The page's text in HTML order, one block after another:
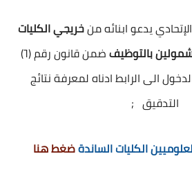
يدعو ابنائه منخريجي الكليات
بالتوظيف
ضمن قانون رقم (٦)
، الدخول الى الرابط ادناه لمعرفة نتائج
التدقيق ;
الكليات الساندةضغط هنا